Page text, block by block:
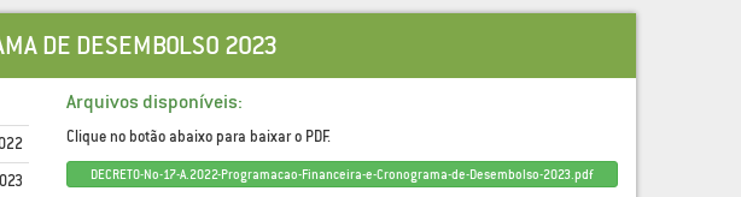
DE DESEMBOLSO 2023
Arquivos disponíveis:
Clique no botão abaixo para baixar o PDF.
DECRETO-No-17-A.2022-Programacao-Financeira-e-Cronograma-de-Desembolso-2023.pdf